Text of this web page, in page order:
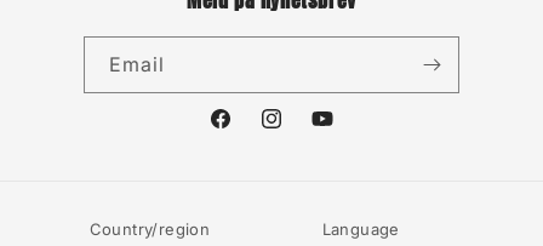
Email
FacebookInstagramYouTube
Country/region Language